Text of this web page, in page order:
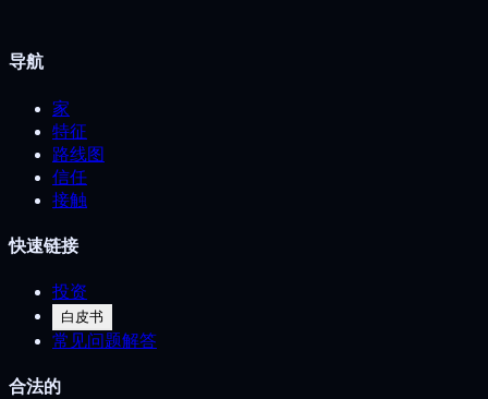
导航
家
特征
路线图
信任
接触
快速链接
投资
白皮书
常见问题解答
合法的